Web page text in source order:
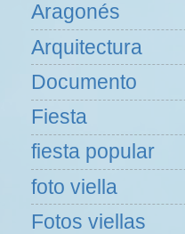
Aragonés
Arquitectura
Documento
Fiesta
fiesta popular
foto viella
Fotos viellas